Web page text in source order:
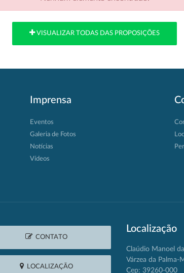
VISUALIZAR TODAS DAS PROPOSIÇÕES
Imprensa
Eventos
Galeria de Fotos
Notícias
Vídeos
CONTATO
LOCALIZAÇÃO
Localização
Claúdio Manoel
Várzea da Palma-
Cep: 39260-000